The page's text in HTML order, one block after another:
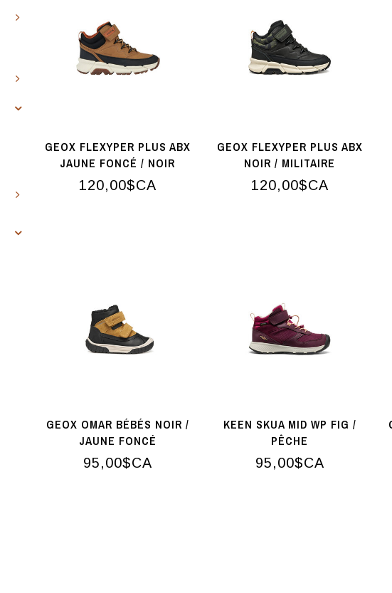
GEOX FLEXYPER PLUS ABX
JAUNE FONCÉ / NOIR
120,00$CA
GEOX FLEXYPER PLUS ABX
NOIR / MILITAIRE
120,00$CA
GEOX OMAR BÉBÉS NOIR /
JAUNE FONCÉ
95,00$CA
KEEN SKUA MID WP FIG /
PÊCHE
95,00$CA